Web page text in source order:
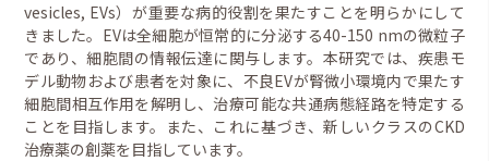
vesicles, EVs）が重要な病的役割を果たすことを明らかにして
きました。EVは全細胞が恒常的に分泌する40-150 nmの微粒子
であり、細胞間の情報伝達に関与します。本研究では、疾患モ
デル動物および患者を対象に、不良EVが腎微小環境内で果たす
細胞間相互作用を解明し、治療可能な共通病態経路を特定する
ことを目指します。また、これに基づき、新しいクラスのCKD
治療薬の創薬を目指しています。